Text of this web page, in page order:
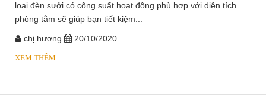
loại đèn sưởi có công suất hoạt động phù hợp với diện tích
phòng tắm sẽ giúp bạn tiết kiệm...
chị hương 20/10/2020
XEM THÊM